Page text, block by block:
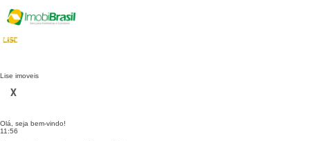
Lise imoveis
X
Olá, seja bem-vindo!
11:56